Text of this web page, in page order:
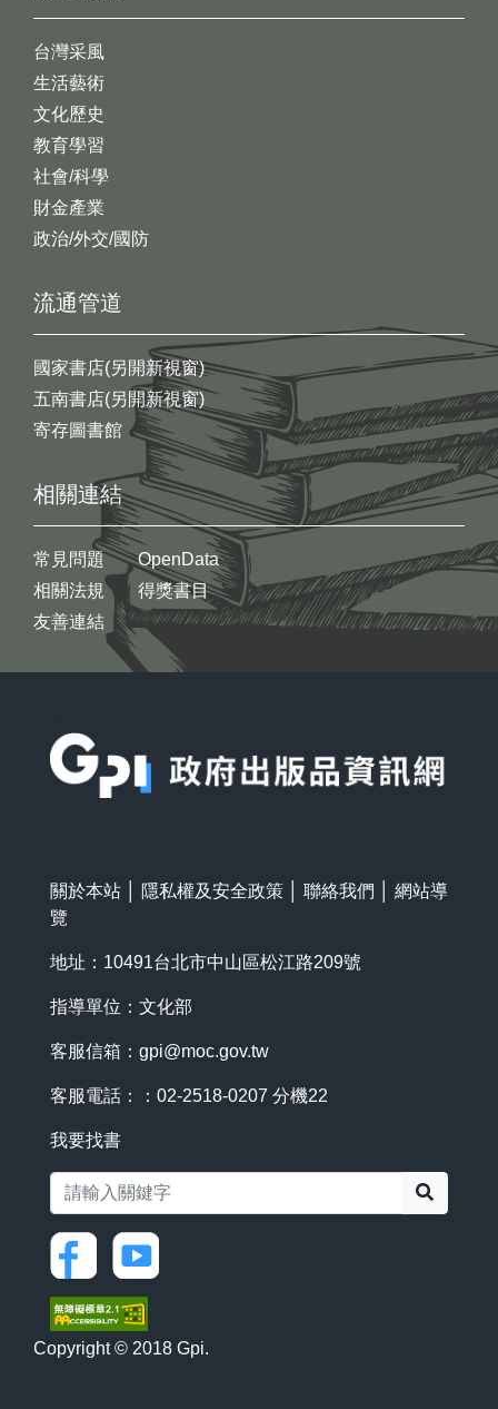
台灣采風
生活藝術
文化歷史
教育學習
社會/科學
財金產業
政治/外交/國防
流通管道
國家書店(另開新視窗)
五南書店(另開新視窗)
寄存圖書館
相關連結
常見問題
相關法規
友善連結
OpenData
得獎書目
關於本站 隱私權及安全政策 聯絡我們
網站導
覽
地址：10491台北市中山區松江路209號
指導單位：文化部
客服信箱： gpi@moc.gov.tw
客服電話：：02-2518-0207 分機22
我要找書
Copyright © 2018 Gpi.